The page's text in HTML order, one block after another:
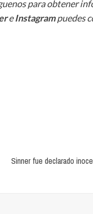
para obtener
eInstagrampuedes
Sinner fue declarado